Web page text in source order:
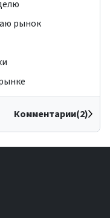
рынок
Комментарии(2)